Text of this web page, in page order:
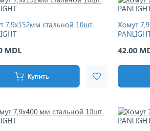
7,9x152мм стальной 10шт.
MDL
Купить
Хомут
42.00